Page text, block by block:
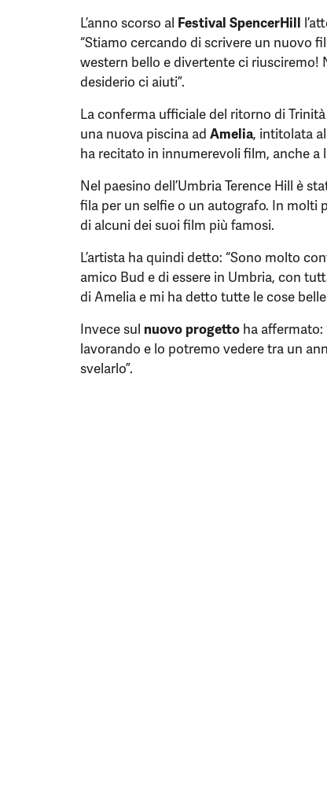
L’anno scorso al Festival SpencerHill
“Stiamo cercando di scrivere un nuovo
western bello e divertente ci riusciremo!
desiderio ci aiuti”.
La conferma ufficiale del ritorno di
una nuova piscina ad Amelia, intitolata
ha recitato in innumerevoli film, anche a
Nel paesino dell’Umbria Terence Hill è
fila per un selfie o un autografo. In molti
di alcuni dei suoi film più famosi.
L’artista ha quindi detto: “Sono molto
amico Bud e di essere in Umbria, con
di Amelia e mi ha detto tutte le cose
Invece sul nuovo progetto ha affermato:
lavorando e lo potremo vedere tra un
svelarlo”.